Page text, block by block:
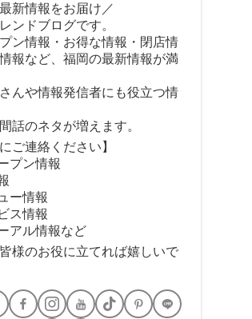
新情報をお届け／
ンドブログです。
ン情報・お得な情報・閉店情
報など、福岡の最新情報が満
んや情報発信者にも役立つ情
話のネタが増えます。
ご連絡ください】
プン情報
ー情報
ス情報
アル情報など
様のお役に立てれば嬉しいで